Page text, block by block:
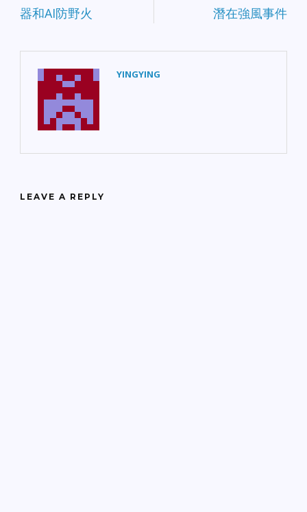
器和AI防野火
潛在強風事件
YINGYING
LEAVE A REPLY